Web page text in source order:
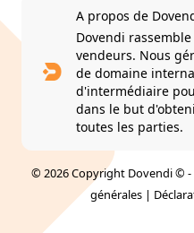
A propos de
Dovendi
vendeurs. Nous
de domaine
d'intermédiaire
dans le but
toutes les parties.
© 2026 Copyright Dovendi ©
générales |